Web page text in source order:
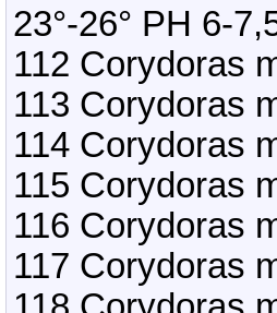
23°-26° PH 6-
112 Corydoras
113 Corydoras
114 Corydoras
115 Corydoras
116 Corydoras
117 Corydoras